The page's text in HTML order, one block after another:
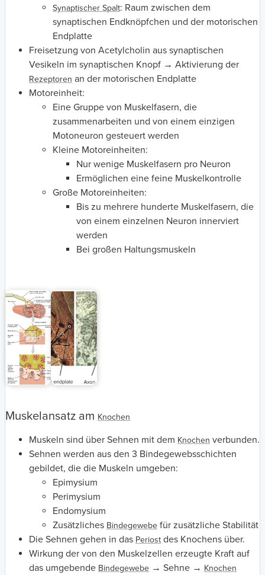
Synaptischer Spalt: Raum zwischen dem
synaptischen Endknöpfchen und der motorischen
Endplatte
Freisetzung von Acetylcholin aus synaptischen
Vesikeln im synaptischen Knopf → Aktivierung der
Rezeptoren an der motorischen Endplatte
Motoreinheit:
Eine Gruppe von Muskelfasern, die
zusammenarbeiten und von einem einzigen
Motoneuron gesteuert werden
Kleine Motoreinheiten:
Nur wenige Muskelfasern pro Neuron
Ermöglichen eine feine Muskelkontrolle
Große Motoreinheiten:
Bis zu mehrere hunderte Muskelfasern, die
von einem einzelnen Neuron innerviert
werden
Bei großen Haltungsmuskeln
Muskelansatz am Knochen
Muskeln sind über Sehnen mit dem Knochen verbunden.
Sehnen werden aus den 3 Bindegewebsschichten
gebildet, die die Muskeln umgeben:
Epimysium
Perimysium
Endomysium
Zusätzliches Bindegewebe für zusätzliche Stabilität
Die Sehnen gehen in das Periost des Knochens über.
Wirkung der von den Muskelzellen erzeugte Kraft auf
das umgebende Bindegewebe → Sehne → Knochen